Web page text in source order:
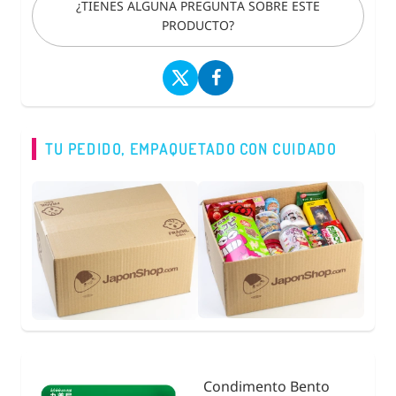
¿TIENES ALGUNA PREGUNTA SOBRE ESTE
PRODUCTO?
TU PEDIDO, EMPAQUETADO CON CUIDADO
Condimento Bento